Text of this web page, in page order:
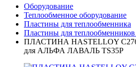
Оборудование
Теплообменное оборудование
Пластины для теплообменника
Пластины для
ПЛАСТИНА HASTELLOY
для АЛЬФА ЛАВАЛЬ TS35P